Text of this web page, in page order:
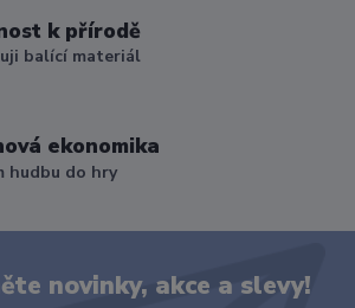
k přírodě
balící materiál
ekonomika
hudbu do hry
novinky, akce a slevy!